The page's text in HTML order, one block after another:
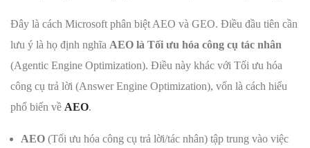
Đây là cách Microsoft phân biệt AEO và GEO. Điều đầu tiên cần
lưu ý là họ định nghĩa AEO là Tối ưu hóa công cụ tác nhân
(Agentic Engine Optimization). Điều này khác với Tối ưu hóa
công cụ trả lời (Answer Engine Optimization), vốn là cách hiểu
phổ biến về AEO.
AEO (Tối ưu hóa công cụ trả lời/tác nhân) tập trung vào việc